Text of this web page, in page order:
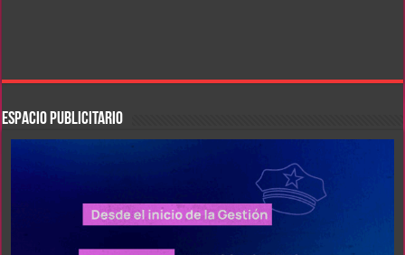
ESPACIO PUBLICITARIO